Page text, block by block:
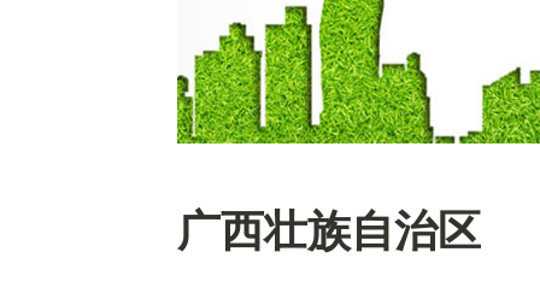
广西壮族自治区